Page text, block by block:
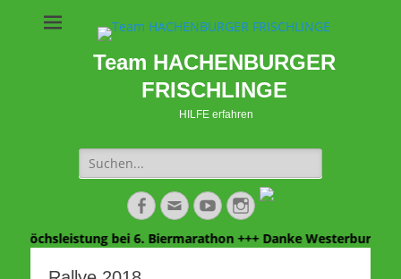
Team HACHENBURGER
FRISCHLINGE
HILFE erfahren
Suche
nach:
Facebook
E-
Mail
YouTubeInstagram
Höchsleistung bei 6. Biermarathon +++ Danke Westerburg für